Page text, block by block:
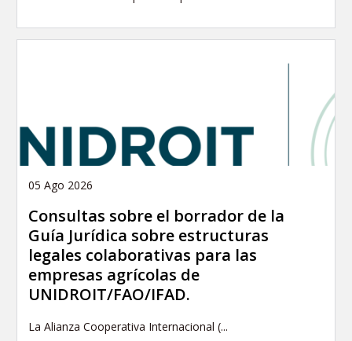
05 Ago 2026
Consultas sobre el borrador de la
Guía Jurídica sobre estructuras
legales colaborativas para las
empresas agrícolas de
UNIDROIT/FAO/IFAD.
La Alianza Cooperativa Internacional (...